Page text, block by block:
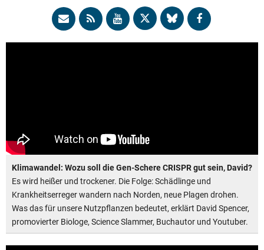
Klimawandel: Wozu soll die Gen-Schere CRISPR gut sein, David?
Es wird heißer und trockener. Die Folge: Schädlinge und
Krankheitserreger wandern nach Norden, neue Plagen drohen.
Was das für unsere Nutzpflanzen bedeutet, erklärt David Spencer,
promovierter Biologe, Science Slammer, Buchautor und Youtuber.